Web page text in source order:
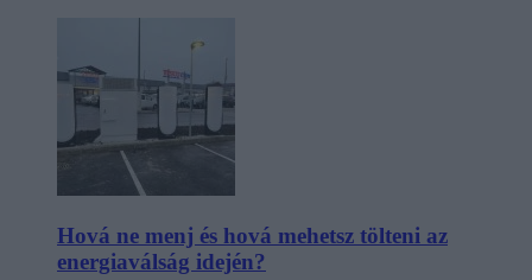
Hová ne menj és hová mehetsz tölteni az
energiaválság idején?